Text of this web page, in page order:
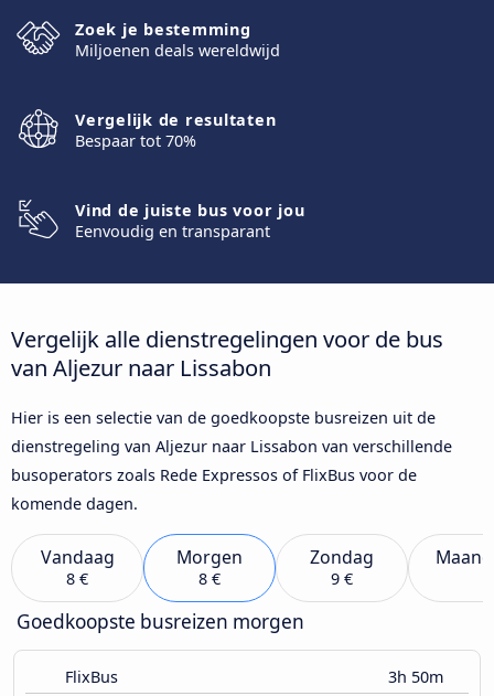
Zoek je bestemming
Miljoenen deals wereldwijd
Vergelijk de resultaten
Bespaar tot 70%
Vind de juiste bus voor jou
Eenvoudig en transparant
Vergelijk alle dienstregelingen voor de bus
van Aljezur naar Lissabon
Hier is een selectie van de goedkoopste busreizen uit de
dienstregeling van Aljezur naar Lissabon van verschillende
busoperators zoals Rede Expressos of FlixBus voor de
komende dagen.
Vandaag
8 €
Morgen
8 €
Zondag
9 €
Goedkoopste busreizen morgen
FlixBus 3h 50m